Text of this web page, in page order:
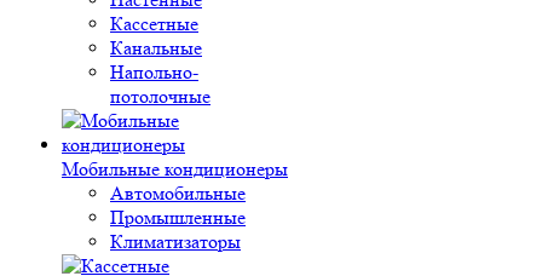
Кассетные
Канальные
Напольно-
потолочные
Мобильные кондиционеры
Автомобильные
Промышленные
Климатизаторы